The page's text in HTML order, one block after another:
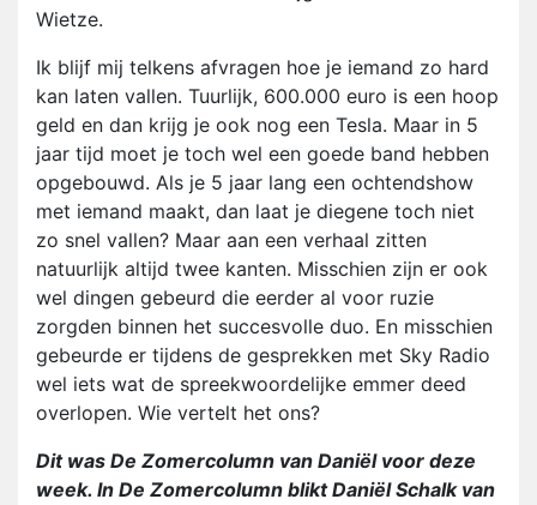
Wietze.
Ik blijf mij telkens afvragen hoe je iemand zo hard
kan laten vallen. Tuurlijk, 600.000 euro is een hoop
geld en dan krijg je ook nog een Tesla. Maar in 5
jaar tijd moet je toch wel een goede band hebben
opgebouwd. Als je 5 jaar lang een ochtendshow
met iemand maakt, dan laat je diegene toch niet
zo snel vallen? Maar aan een verhaal zitten
natuurlijk altijd twee kanten. Misschien zijn er ook
wel dingen gebeurd die eerder al voor ruzie
zorgden binnen het succesvolle duo. En misschien
gebeurde er tijdens de gesprekken met Sky Radio
wel iets wat de spreekwoordelijke emmer deed
overlopen. Wie vertelt het ons?
Dit was De Zomercolumn van Daniël voor deze
week. In De Zomercolumn blikt Daniël Schalk van